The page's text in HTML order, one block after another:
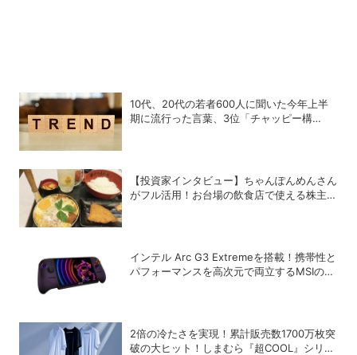
10代、20代の若者600人に聞いた今年上半
期に流行った言葉、3位「チャッピー構
【投資家インタビュー】ちゃんぽんめんさん
がフル活用！お台場の飲食店で使える株主優
インテル Arc G3 Extremeを搭載！携帯性と
パフォーマンスを高次元で両立するMSIの8
2倍の冷たさを実現！累計販売数1700万枚突
破の大ヒット！しまむら『超COOL』シリー